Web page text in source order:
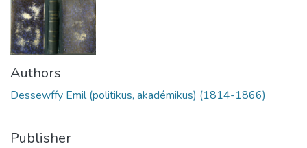
Authors
Dessewffy Emil (politikus, akadémikus) (1814-1866)
Publisher